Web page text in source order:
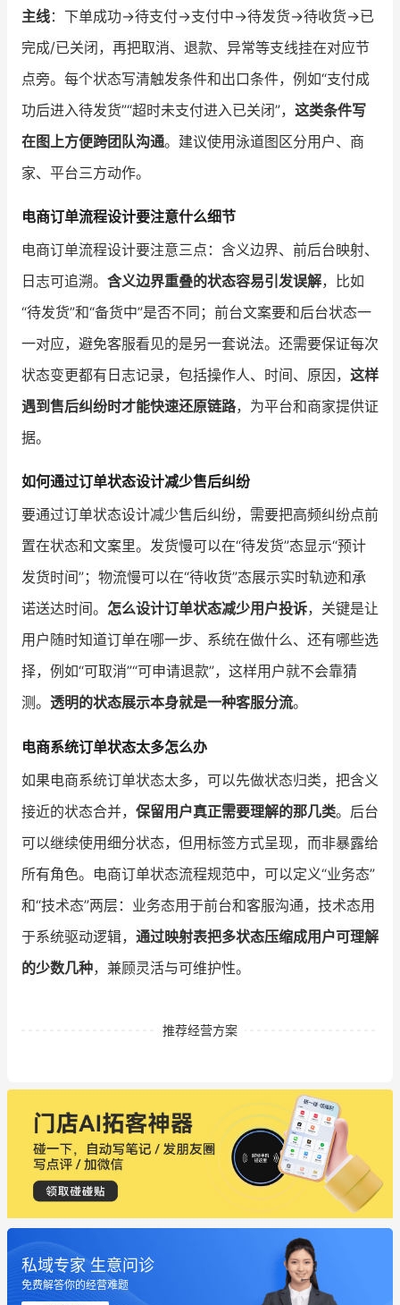
主线：下单成功→待支付→支付中→待发货→待收货→已
完成/已关闭，再把取消、退款、异常等支线挂在对应节
点旁。每个状态写清触发条件和出口条件，例如“支付成
功后进入待发货”“超时未支付进入已关闭”， 这类条件写
在图上方便跨团队沟通。建议使用泳道图区分用户、商
家、平台三方动作。
电商订单流程设计要注意什么细节
电商订单流程设计要注意三点：含义边界、前后台映射、
日志可追溯。 含义边界重叠的状态容易引发误解，比如
“待发货”和“备货中”是否不同；前台文案要和后台状态一
一对应，避免客服看见的是另一套说法。还需要保证每次
状态变更都有日志记录，包括操作人、时间、原因， 这样
遇到售后纠纷时才能快速还原链路，为平台和商家提供证
据。
如何通过订单状态设计减少售后纠纷
要通过订单状态设计减少售后纠纷，需要把高频纠纷点前
置在状态和文案里。发货慢可以在“待发货”态显示“预计
发货时间”；物流慢可以在“待收货”态展示实时轨迹和承
诺送达时间。 怎么设计订单状态减少用户投诉，关键是让
用户随时知道订单在哪一步、系统在做什么、还有哪些选
择，例如“可取消”“可申请退款”，这样用户就不会靠猜
测。 透明的状态展示本身就是一种客服分流。
电商系统订单状态太多怎么办
如果电商系统订单状态太多，可以先做状态归类，把含义
接近的状态合并， 保留用户真正需要理解的那几类。后台
可以继续使用细分状态，但用标签方式呈现，而非暴露给
所有角色。电商订单状态流程规范中，可以定义“业务态”
和“技术态”两层：业务态用于前台和客服沟通，技术态用
于系统驱动逻辑， 通过映射表把多状态压缩成用户可理解
的少数几种，兼顾灵活与可维护性。
推荐经营方案
私域专家 生意问诊
免费解答你的经营难题